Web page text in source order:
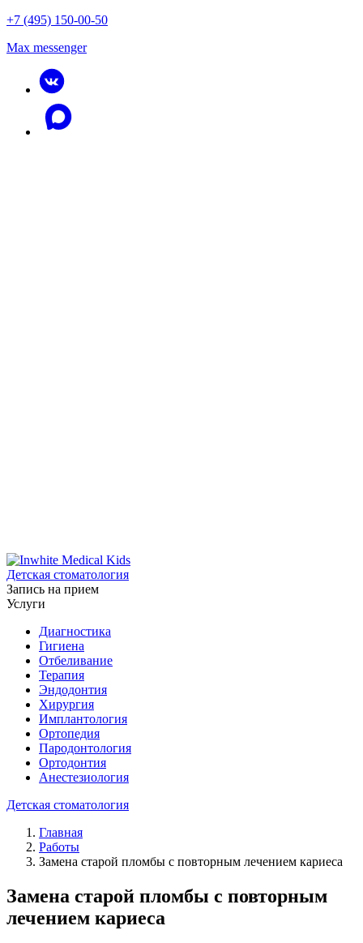
+7 (495) 150-00-50
Max messenger
Детская стоматология
Запись на прием
Услуги
Диагностика
Гигиена
Отбеливание
Терапия
Эндодонтия
Хирургия
Имплантология
Ортопедия
Пародонтология
Ортодонтия
Анестезиология
Детская стоматология
Главная
Работы
Замена старой пломбы с повторным лечением кариеса
Замена старой пломбы с повторным
лечением кариеса